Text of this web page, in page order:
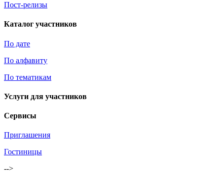
Пост-релизы
Каталог участников
По дате
По алфавиту
По тематикам
Услуги для участников
Сервисы
Приглашения
Гостиницы
-->